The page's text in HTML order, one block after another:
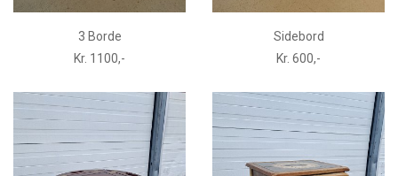
3 Borde
Kr. 1100,-
Sidebord
Kr. 600,-